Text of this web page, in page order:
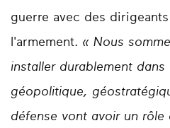
guerre avec des
l'armement. « Nous
installer durablement dans
géopolitique,
défense vont avoir un rôle